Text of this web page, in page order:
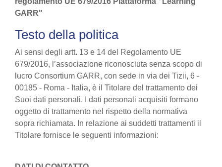
GARR"
Testo della politica
Ai sensi degli artt. 13 e 14 del Regolamento UE
679/2016, l’associazione riconosciuta senza scopo di
lucro Consortium GARR, con sede in via dei Tizii, 6 -
00185 - Roma - Italia, è il Titolare del trattamento dei
Suoi dati personali. I dati personali acquisiti formano
oggetto di trattamento nel rispetto della normativa
sopra richiamata. In relazione ai suddetti trattamenti il
Titolare fornisce le seguenti informazioni: